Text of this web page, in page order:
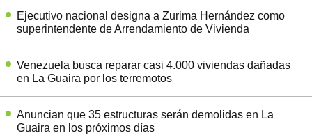
Ejecutivo nacional designa a Zurima Hernández como
superintendente de Arrendamiento de Vivienda
Venezuela busca reparar casi 4.000 viviendas dañadas
en La Guaira por los terremotos
Anuncian que 35 estructuras serán demolidas en La
Guaira en los próximos días